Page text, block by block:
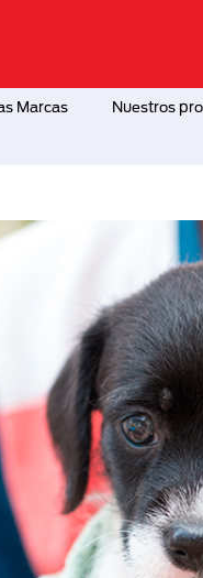
Marcas Nuestros